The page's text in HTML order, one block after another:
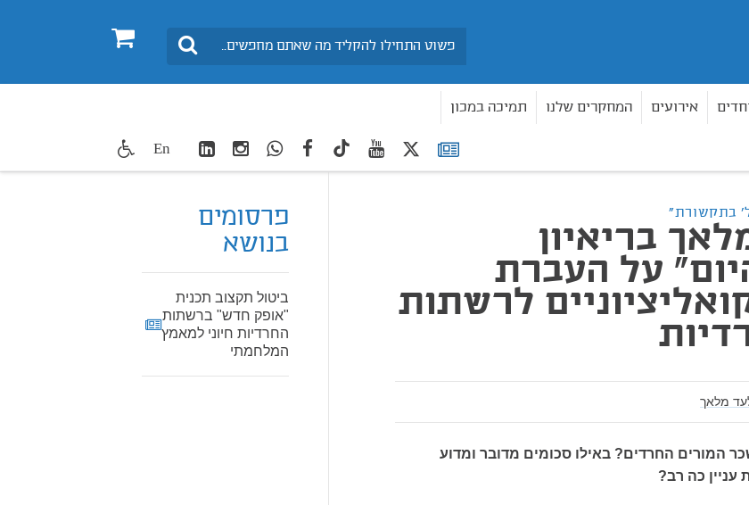
0 חיפוש
אירועים המחקרים שלנו תמיכה במכון
רשימת
תפוצה
twitter
youtube
TikTok
facebook
WhatsApp
Instagram
LinkedIn
En בריאיון ל"ישראל היום" על העברת הכספים הקואליציוניים לרשתות החינוך החרדיות
בתקשורת"
בריאיון
על העברת
לרשתות
מלאך
המורים החרדים? באילו סכומים מדובר ומדוע
כה רב?
פרסומים
בנושא
ביטול תקצוב תכנית
"אופק חדש" ברשתות
החרדיות חיוני למאמץ
המלחמתי